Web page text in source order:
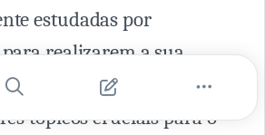
estudadas por
realizarem a sua
forma, podemos entender
tópicos cruciais para o